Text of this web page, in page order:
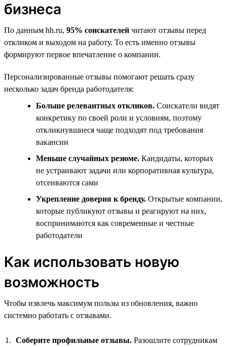
бизнеса
По данным hh.ru, 95% соискателей читают отзывы перед
откликом и выходом на работу. То есть именно отзывы
формируют первое впечатление о компании.
Персонализированные отзывы помогают решать сразу
несколько задач бренда работодателя:
Больше релевантных откликов. Соискатели видят
конкретику по своей роли и условиям, поэтому
откликнувшиеся чаще подходят под требования
вакансии
Меньше случайных резюме. Кандидаты, которых
не устраивают задачи или корпоративная культура,
отсеиваются сами
Укрепление доверия к бренду. Открытые компании,
которые публикуют отзывы и реагируют на них,
воспринимаются как современные и честные
работодатели
Как использовать новую
возможность
Чтобы извлечь максимум пользы из обновления, важно
системно работать с отзывами.
Соберите профильные отзывы. Разошлите сотрудникам